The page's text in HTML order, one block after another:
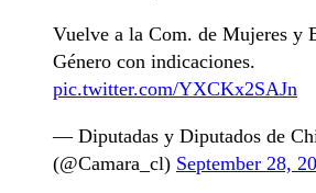
Vuelve a la Com. de Mujeres y
Género con indicaciones.
pic.twitter.com/YXCKx2SAJn
— Diputadas y Diputados de
(@Camara_cl) September 28,